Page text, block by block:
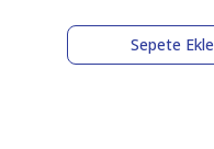
Sepete Ekle